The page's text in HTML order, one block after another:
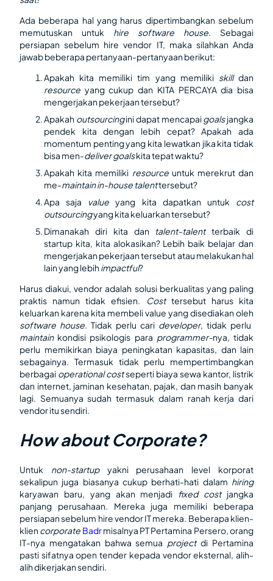
Ada beberapa hal yang harus dipertimbangkan sebelum
memutuskan untuk hire software house. Sebagai
persiapan sebelum hire vendor IT, maka silahkan Anda
jawab beberapa pertanyaan-pertanyaan berikut:
Apakah kita memiliki tim yang memiliki skilldan
resource yang cukup dan KITA PERCAYA dia bisa
mengerjakan pekerjaan tersebut?
Apakah outsourcingini dapat mencapaigoalsjangka
pendek kita dengan lebih cepat? Apakah ada
momentum penting yang kita lewatkan jika kita tidak
bisa men-deliver goalskita tepat waktu?
Apakah kita memiliki resourceuntuk merekrut dan
me-maintain in-house talenttersebut?
Apa saja value yang kita dapatkan untuk cost
outsourcingyang kita keluarkan tersebut?
Dimanakah diri kita dan talent-talentterbaik di
startup kita, kita alokasikan? Lebih baik belajar dan
mengerjakan pekerjaan tersebut atau melakukan hal
lain yang lebihimpactful?
Harus diakui, vendor adalah solusi berkualitas yang paling
praktis namun tidak efisien.
Costtersebut harus kita
keluarkan karena kita membeli value yang disediakan oleh
software house. Tidak perlu cari developer, tidak perlu
maintainkondisi psikologis para programmer-nya, tidak
perlu memikirkan biaya peningkatan kapasitas, dan lain
sebagainya. Termasuk tidak perlu mempertimbangkan
berbagai operational costseperti biaya sewa kantor, listrik
dan internet, jaminan kesehatan, pajak, dan masih banyak
lagi. Semuanya sudah termasuk dalam ranah kerja dari
vendor itu sendiri.
How about Corporate?
Untuk non-startupyakni perusahaan level korporat
sekalipun juga biasanya cukup berhati-hati dalam hiring
karyawan baru, yang akan menjadi fixed cost jangka
panjang perusahaan. Mereka juga memiliki beberapa
persiapan sebelum hire vendor IT mereka. Beberapa klien-
kliencorporate Badrmisalnya PT Pertamina Persero, orang
IT-nya mengatakan bahwa semua projectdi Pertamina
pasti sifatnya open tender kepada vendor eksternal, alih-
alih dikerjakan sendiri.